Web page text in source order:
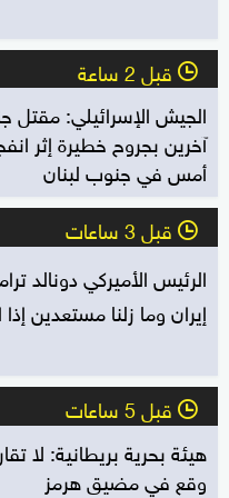
l قبل 2 ساعة
آخرين بجروح خطيرة إثر
أمس في جنوب لبنان
l قبل 3 ساعات
الرئيس الأميركي دونالد
إيران وما زلنا مستعدين
l قبل 5 ساعات
هيئة بحرية بريطانية: لا
وقع في مضيق هرمز